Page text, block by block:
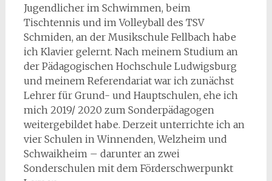
Jugendlicher im Schwimmen, beim
Tischtennis und im Volleyball des TSV
Schmiden, an der Musikschule Fellbach habe
ich Klavier gelernt. Nach meinem Studium an
der Pädagogischen Hochschule Ludwigsburg
und meinem Referendariat war ich zunächst
Lehrer für Grund- und Hauptschulen, ehe ich
mich 2019/ 2020 zum Sonderpädagogen
weitergebildet habe. Derzeit unterrichte ich an
vier Schulen in Winnenden, Welzheim und
Schwaikheim – darunter an zwei
Sonderschulen mit dem Förderschwerpunkt